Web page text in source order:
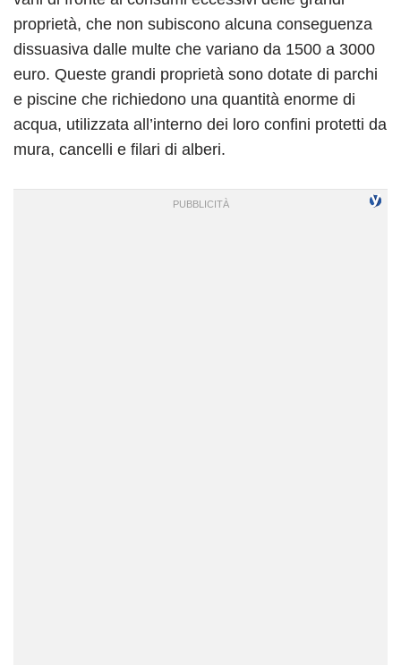
proprietà, che non subiscono alcuna conseguenza
dissuasiva dalle multe che variano da 1500 a 3000
euro. Queste grandi proprietà sono dotate di parchi
e piscine che richiedono una quantità enorme di
acqua, utilizzata all’interno dei loro confini protetti da
mura, cancelli e filari di alberi.